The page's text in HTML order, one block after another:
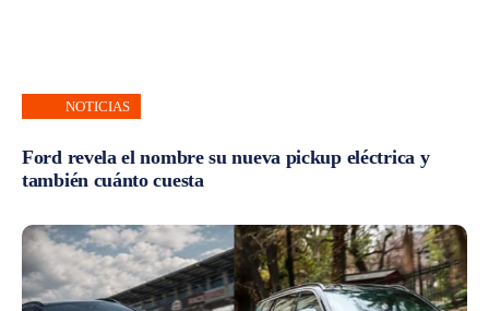
NOTICIAS
Ford revela el nombre su nueva pickup eléctrica y
también cuánto cuesta